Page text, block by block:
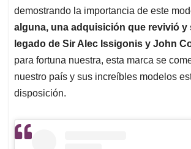
demostrando la importancia de este
alguna, una adquisición que revivió y
legado de Sir Alec Issigonis y John
para fortuna nuestra, esta marca se
nuestro país y sus increíbles modelos
disposición.